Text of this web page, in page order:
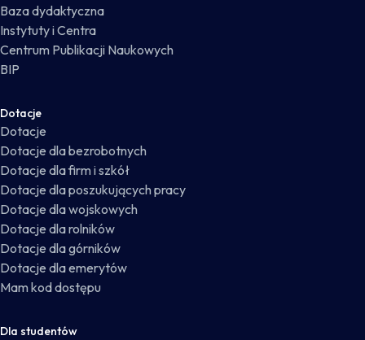
Baza dydaktyczna
Instytuty i Centra
Centrum Publikacji Naukowych
BIP
Dotacje
Dotacje
Dotacje dla bezrobotnych
Dotacje dla firm i szkół
Dotacje dla poszukujących pracy
Dotacje dla wojskowych
Dotacje dla rolników
Dotacje dla górników
Dotacje dla emerytów
Mam kod dostępu
Dla studentów